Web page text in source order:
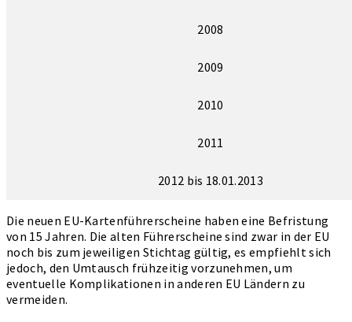
2008
2009
2010
2011
2012 bis 18.01.2013
Die neuen EU-Kartenführerscheine haben eine Befristung
von 15 Jahren. Die alten Führerscheine sind zwar in der EU
noch bis zum jeweiligen Stichtag gültig, es empfiehlt sich
jedoch, den Umtausch frühzeitig vorzunehmen, um
eventuelle Komplikationen in anderen EU Ländern zu
vermeiden.